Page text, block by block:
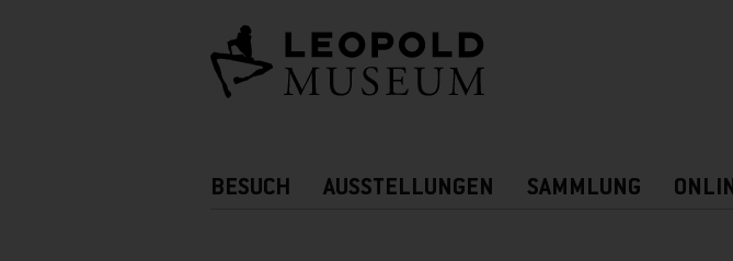
Hauptnavigation
BESUCH AUSSTELLUNGEN SAMMLUNG